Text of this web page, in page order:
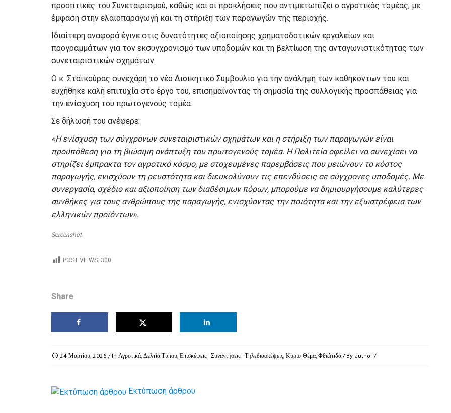
προοπτικές του Συνεταιρισμού, καθώς και οι προκλήσεις που αντιμετωπίζει ο αγροτικός τομέας, με
έμφαση στην ελαιοπαραγωγή και τη στήριξη των παραγωγών της περιοχής.
Ιδιαίτερη αναφορά έγινε στις δυνατότητες αξιοποίησης χρηματοδοτικών εργαλείων και
προγραμμάτων για τον εκσυγχρονισμό των υποδομών και τη βελτίωση της ανταγωνιστικότητας των
συνεταιριστικών σχημάτων.
Ο κ. Σταϊκούρας συνεχάρη το νέο Διοικητικό Συμβούλιο για την ανάληψη των καθηκόντων του και
ευχήθηκε καλή επιτυχία στο έργο του, επισημαίνοντας τη σημασία της συλλογικής προσπάθειας για
την ενίσχυση του πρωτογενούς τομέα.
Σε δήλωσή του ανέφερε:
«Η ενίσχυση των σύγχρονων συνεταιριστικών σχημάτων και η στήριξη των παραγωγών είναι
προϋπόθεση για τη βιώσιμη ανάπτυξη του πρωτογενούς τομέα. Η Πολιτεία οφείλει να συνεχίσει να
στηρίζει έμπρακτα τον αγροτικό κόσμο, με στοχευμένες παρεμβάσεις που μειώνουν το κόστος
παραγωγής, ενισχύουν τη ρευστότητα και διευκολύνουν τις επενδύσεις σε σύγχρονες υποδομές. Με
συνεργασία, σχέδιο και αξιοποίηση των διαθέσιμων πόρων, μπορούμε να δημιουργήσουμε καλύτερες
συνθήκες για τους ανθρώπους της παραγωγής, ενισχύοντας την ποιότητα και την εξωστρέφεια των
ελληνικών προϊόντων».
Screenshot
POST VIEWS: 300
Share
24 Μαρτίου, 2026 / In Αγροτικά, Δελτία Τύπου, Επισκέψεις - Συναντήσεις - Τηλεδιασκέψεις, Κύριο Θέμα, Φθιώτιδα / By author /
Εκτύπωση άρθρου